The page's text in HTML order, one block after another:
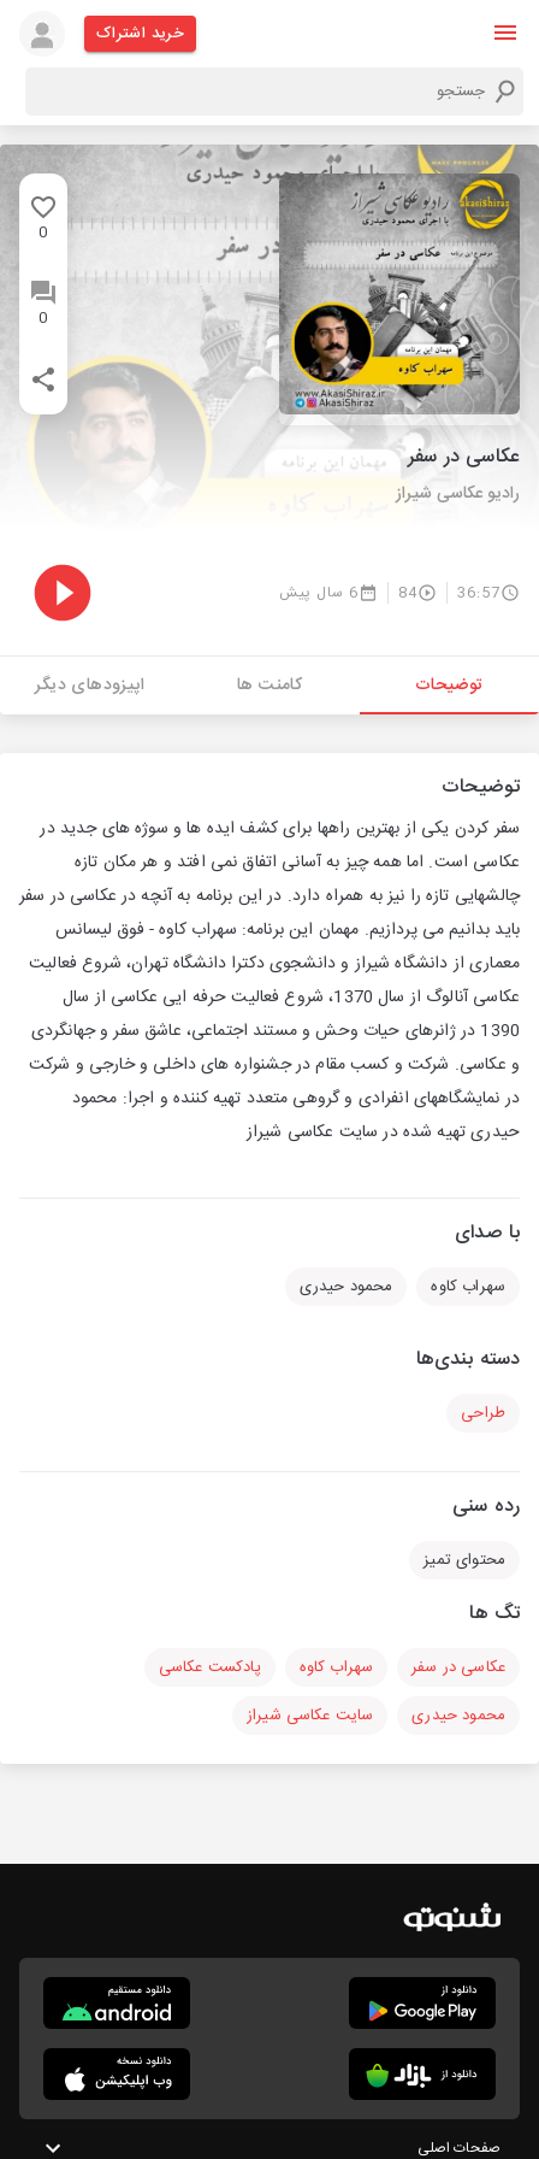
خرید اشتراک
0
0
عکاسی در سفر
رادیو عکاسی شیراز
36:57
84 6 سال پیش
توضیحات کامنت ها اپیزودهای دیگر
توضیحات
سفر کردن یکی از بهترین راهها برای کشف ایده ها و سوژه های جدید در
عکاسی است. اما همه چیز به آسانی اتفاق نمی افتد و هر مکان تازه
چالشهایی تازه را نیز به همراه دارد. در این برنامه به آنچه در عکاسی در سفر
باید بدانیم می پردازیم. مهمان این برنامه: سهراب کاوه - فوق لیسانس
معماری از دانشگاه شیراز و دانشجوی دکترا دانشگاه تهران، شروع فعالیت
عکاسی آنالوگ از سال 1370، شروع فعالیت حرفه ایی عکاسی از سال
1390 در ژانرهای حیات وحش و مستند اجتماعی، عاشق سفر و جهانگردی
و عکاسی. شرکت و کسب مقام در جشنواره های داخلی و خارجی و شرکت
در نمایشگاههای انفرادی و گروهی متعدد تهیه کننده و اجرا: محمود
حیدری تهیه شده در سایت عکاسی شیراز
با صدای
سهراب کاوه محمود حیدری
دسته بندی‌ها
طراحی
رده سنی
محتوای تمیز
تگ ها
عکاسی در سفر سهراب کاوه
پادکست عکاسی
محمود حیدری
سایت عکاسی شیراز
صفحات اصلی